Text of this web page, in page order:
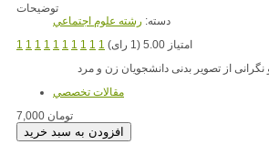
توضیحات
دسته: رشته علوم اجتماعي
1 1 1 1 1 1 1 1 1 1
امتیاز 5.00 (1 رای)
از تصویر بدنی دانشجویان زن و مرد
مقالات تخصصي
7,000 تومان